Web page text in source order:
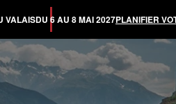
VALAISDU 6 AU 8 MAI 2027PLANIFIER